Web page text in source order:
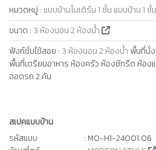
สเปคแบบบ้าน
รหัสแบบ
: MO-H1-24001.06
หมวดหมู่ : แบบบ้านโมเดิร์น 1 ชั้น แบบบ้าน 1 ชั้น
ขนาด : 3 ห้องนอน 2 ห้องน้ำ
ฟังก์ชั่นใช้สอย : 3 ห้องนอน 2 ห้องน้ำ พื้นที่นั่ง
พื้นที่เตรียมอาหาร ห้องครัว ห้องซักรีด ห้อง
จอดรถ 2 คัน